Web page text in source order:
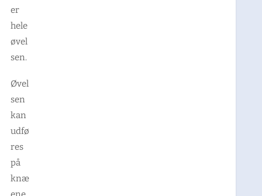
er
hele
øvel
sen.
Øvel
sen
kan
udfø
res
på
knæ